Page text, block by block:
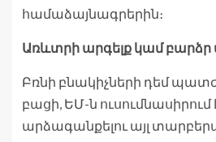
համաձայնագրերին։
Առևտրի արգելք կամ
Բռնի բնակիչների դեմ
բացի, ԵՄ-ն ուսումնասիրում
արձագանքելու այլ